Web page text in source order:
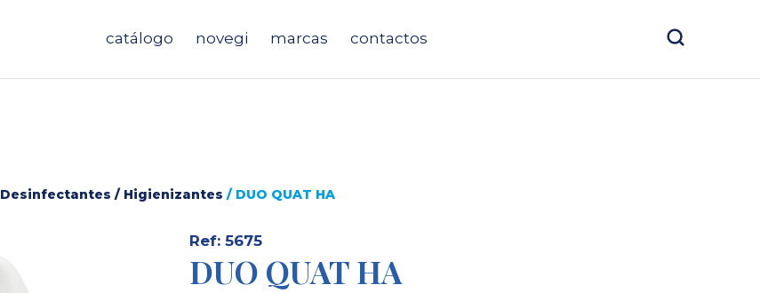
catálogo novegi marcas contactos
Desinfectantes / Higienizantes / DUO QUAT HA
Ref: 5675
DUO QUAT HA